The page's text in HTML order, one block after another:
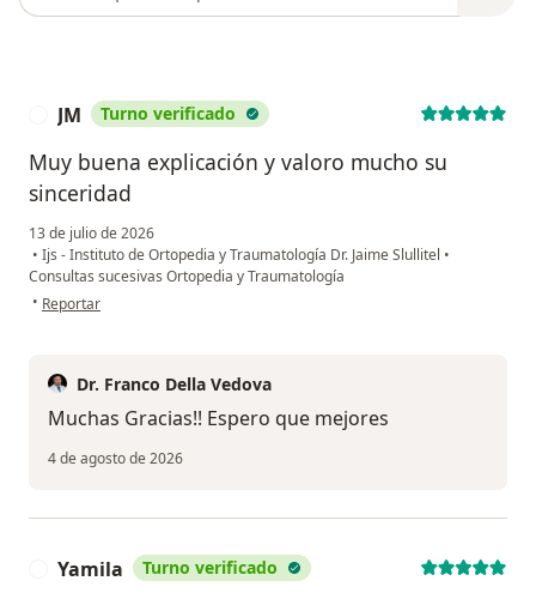
JM Turno verificado
Muy buena explicación y valoro mucho su
sinceridad
13 de julio de 2026
• Ijs - Instituto de Ortopedia y Traumatología Dr. Jaime Slullitel •
Consultas sucesivas Ortopedia y Traumatología
• en opinión del usuario JM
Reportar
Dr. Franco Della Vedova
Muchas Gracias!! Espero que mejores
4 de agosto de 2026
Yamila Turno verificado